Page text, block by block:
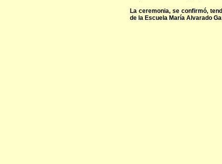
La ceremonia, se confirmó,
de la Escuela María Alvarado